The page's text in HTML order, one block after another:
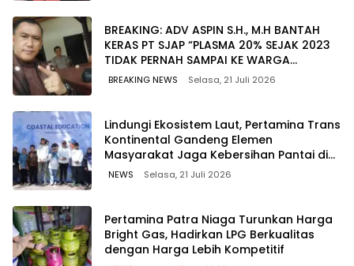
BREAKING: ADV ASPIN S.H., M.H BANTAH
KERAS PT SJAP “PLASMA 20% SEJAK 2023
TIDAK PERNAH SAMPAI KE WARGA
WAWOONE!
BREAKING NEWS Selasa, 21 Juli 2026
Lindungi Ekosistem Laut, Pertamina Trans
Kontinental Gandeng Elemen
Masyarakat Jaga Kebersihan Pantai di
Bitung, Sulawesi
NEWS Selasa, 21 Juli 2026
Pertamina Patra Niaga Turunkan Harga
Bright Gas, Hadirkan LPG Berkualitas
dengan Harga Lebih Kompetitif